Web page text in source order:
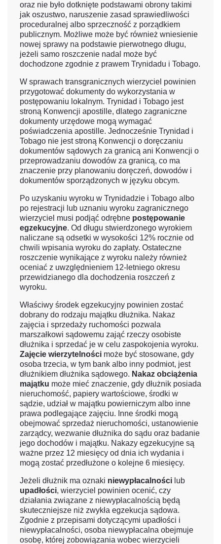
oraz nie było dotknięte podstawami obrony takimi
jak oszustwo, naruszenie zasad sprawiedliwości
proceduralnej albo sprzeczność z porządkiem
publicznym. Możliwe może być również wniesienie
nowej sprawy na podstawie pierwotnego długu,
jeżeli samo roszczenie nadal może być
dochodzone zgodnie z prawem Trynidadu i Tobago.
W sprawach transgranicznych wierzyciel powinien
przygotować dokumenty do wykorzystania w
postępowaniu lokalnym. Trynidad i Tobago jest
stroną Konwencji apostille, dlatego zagraniczne
dokumenty urzędowe mogą wymagać
poświadczenia apostille. Jednocześnie Trynidad i
Tobago nie jest stroną Konwencji o doręczaniu
dokumentów sądowych za granicą ani Konwencji o
przeprowadzaniu dowodów za granicą, co ma
znaczenie przy planowaniu doręczeń, dowodów i
dokumentów sporządzonych w języku obcym.
Po uzyskaniu wyroku w Trynidadzie i Tobago albo
po rejestracji lub uznaniu wyroku zagranicznego
wierzyciel musi podjąć odrębne postępowanie
egzekucyjne. Od długu stwierdzonego wyrokiem
naliczane są odsetki w wysokości 12% rocznie od
chwili wpisania wyroku do zapłaty. Ostateczne
roszczenie wynikające z wyroku należy również
oceniać z uwzględnieniem 12-letniego okresu
przewidzianego dla dochodzenia roszczeń z
wyroku.
Właściwy środek egzekucyjny powinien zostać
dobrany do rodzaju majątku dłużnika. Nakaz
zajęcia i sprzedaży ruchomości pozwala
marszałkowi sądowemu zająć rzeczy osobiste
dłużnika i sprzedać je w celu zaspokojenia wyroku.
Zajęcie wierzytelności może być stosowane, gdy
osoba trzecia, w tym bank albo inny podmiot, jest
dłużnikiem dłużnika sądowego. Nakaz obciążenia
majątku może mieć znaczenie, gdy dłużnik posiada
nieruchomość, papiery wartościowe, środki w
sądzie, udział w majątku powierniczym albo inne
prawa podlegające zajęciu. Inne środki mogą
obejmować sprzedaż nieruchomości, ustanowienie
zarządcy, wezwanie dłużnika do sądu oraz badanie
jego dochodów i majątku. Nakazy egzekucyjne są
ważne przez 12 miesięcy od dnia ich wydania i
mogą zostać przedłużone o kolejne 6 miesięcy.
Jeżeli dłużnik ma oznaki niewypłacalności lub
upadłości, wierzyciel powinien ocenić, czy
działania związane z niewypłacalnością będą
skuteczniejsze niż zwykła egzekucja sądowa.
Zgodnie z przepisami dotyczącymi upadłości i
niewypłacalności, osoba niewypłacalna obejmuje
osobę, której zobowiązania wobec wierzycieli